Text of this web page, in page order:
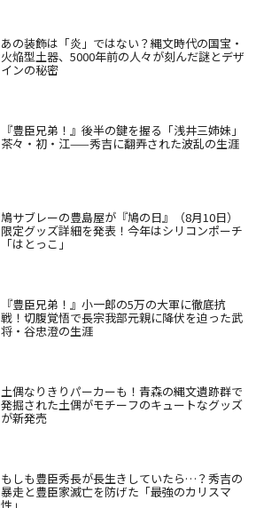
あの装飾は「炎」ではない？縄文時代の国宝・
火焔型土器、5000年前の人々が刻んだ謎とデザ
インの秘密
『豊臣兄弟！』後半の鍵を握る「浅井三姉妹」
茶々・初・江——秀吉に翻弄された波乱の生涯
鳩サブレーの豊島屋が『鳩の日』（8月10日）
限定グッズ詳細を発表！今年はシリコンポーチ
「はとっこ」
『豊臣兄弟！』小一郎の5万の大軍に徹底抗
戦！切腹覚悟で長宗我部元親に降伏を迫った武
将・谷忠澄の生涯
土偶なりきりパーカーも！青森の縄文遺跡群で
発掘された土偶がモチーフのキュートなグッズ
が新発売
もしも豊臣秀長が長生きしていたら…？秀吉の
暴走と豊臣家滅亡を防げた「最強のカリスマ